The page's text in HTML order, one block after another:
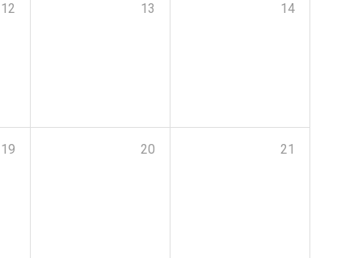
12 13 14
19 20 21